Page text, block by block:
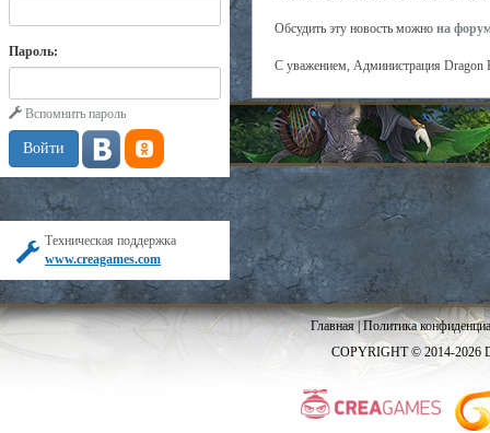
Пароль:
Вспомнить пароль
Техническая поддержка
www.creagames.com
Обсудить эту новость можно на
С уважением, Администрация Dragon
Главная|Политика
COPYRIGHT © 2014-2026